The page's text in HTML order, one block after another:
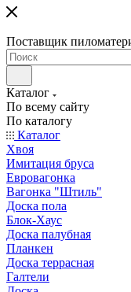
Поставщик
Каталог
По всему сайту
По каталогу
Каталог
Хвоя
Имитация бруса
Евровагонка
Вагонка "Штиль"
Доска пола
Блок-Хаус
Доска палубная
Планкен
Доска террасная
Галтели